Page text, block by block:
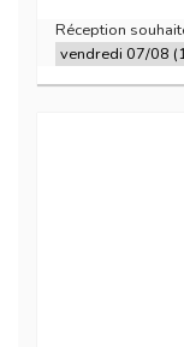
Réception